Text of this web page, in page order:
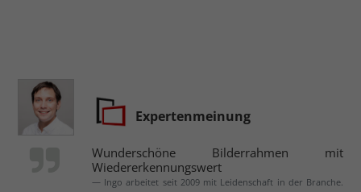
Expertenmeinung
Wunderschöne Bilderrahmen mit
Wiedererkennungswert
Ingo arbeitet seit 2009 mit Leidenschaft in der Branche.